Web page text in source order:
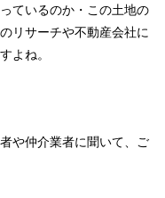
ているのか・この土地の
リサーチや不動産会社に
よね。
や仲介業者に聞いて、ご